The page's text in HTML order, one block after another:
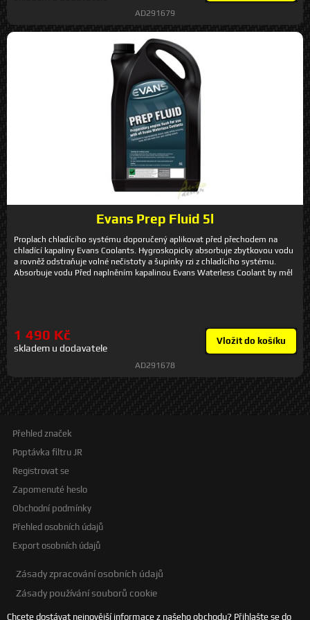
AD291679
Evans Prep Fluid 5l
Proplach chladícího systému doporučený aplikovat před přechodem na
chladící kapaliny Evans Coolants. Hygroskopicky absorbuje zbytkovou vodu
a rovněž odstraňuje volné nečistoty a šupinky rzi z chladícího systému.
Absorbuje vodu Před naplněním kapalinou Evans Waterless Coolant by měl
systému, které mohou snížit efektivitu přenosu tepla. Proplach můžete po
aplikaci uchovat v dobře uzavřeném obalu a použít znovu. Postup přechodu
na Evans naleznete na evans-coolants.cz
1 490 Kč
skladem u dodavatele
Vložit do košíku
AD291678
Přehled značek
Poptávka filtru JR
Registrovat se
Zapomenuté heslo
Obchodní podmínky
Přehled osobních údajů
Export osobních údajů
Zásady zpracování osobních údajů
Zásady používání souborů cookie
Chcete dostávat nejnovější informace z našeho obchodu? Přihlašte se do